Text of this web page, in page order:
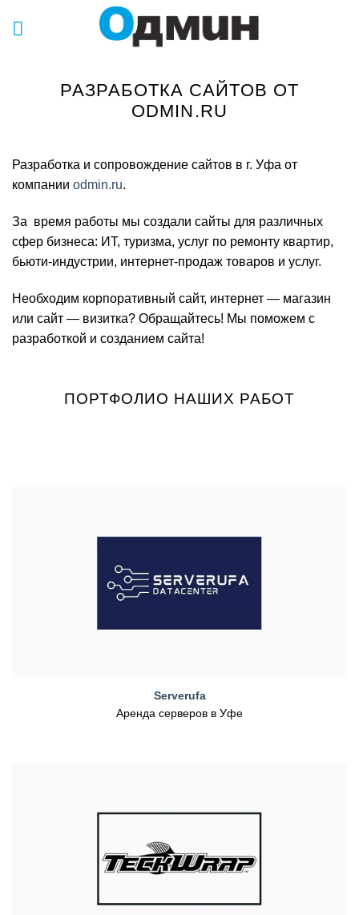
РАЗРАБОТКА САЙТОВ ОТ
ODMIN.RU
Разработка и сопровождение сайтов в г. Уфа от
компании odmin.ru.
За время работы мы создали сайты для различных
сфер бизнеса: ИТ, туризма, услуг по ремонту квартир,
бьюти-индустрии, интернет-продаж товаров и услуг.
Необходим корпоративный сайт, интернет — магазин
или сайт — визитка? Обращайтесь! Мы поможем с
разработкой и созданием сайта!
ПОРТФОЛИО НАШИХ РАБОТ
Serverufa
Аренда серверов в Уфе